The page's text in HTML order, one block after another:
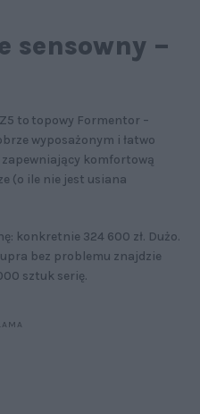
sensowny –
to topowy Formentor –
wyposażonym i łatwo
komfortową
(o ile nie jest usiana
konkretnie 324 600 zł. Dużo.
bez problemu znajdzie
sztuk serię.